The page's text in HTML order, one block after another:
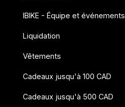
IBIKE - Équipe et événements
Liquidation
Vêtements
Cadeaux jusqu'à 100 CAD
Cadeaux jusqu'à 500 CAD